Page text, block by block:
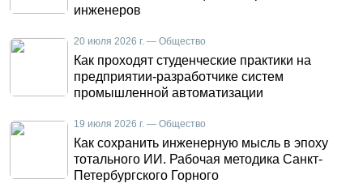
инженеров
20 июля 2026 г. — Общество
Как проходят студенческие практики на
предприятии-разработчике систем
промышленной автоматизации
19 июля 2026 г. — Общество
Как сохранить инженерную мысль в эпоху
тотального ИИ. Рабочая методика Санкт-
Петербургского Горного